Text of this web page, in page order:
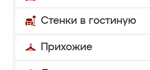
Стенки в гостиную
Прихожие